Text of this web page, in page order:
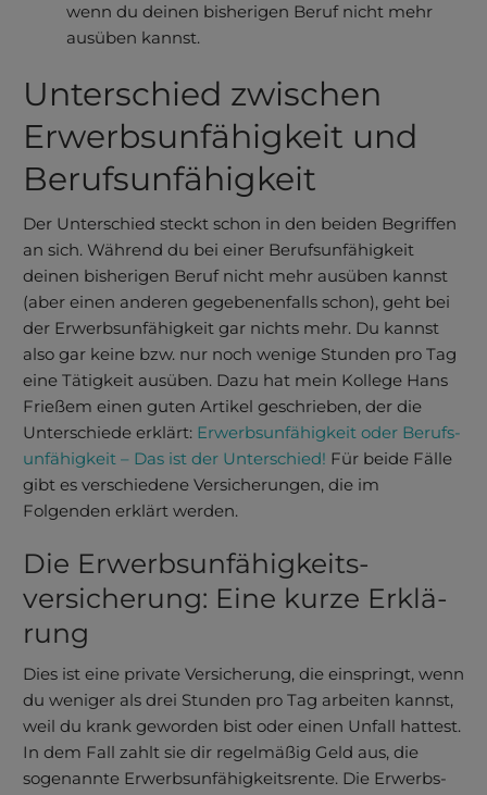
wenn du deinen bis­heri­gen Beruf nicht mehr
aus­üben kannst.
Unterschied zwischen
Erwerbs­unfähigkeit und
Berufs­unfähigkeit
Der Unterschied steckt schon in den beiden Begriffen
an sich. Während du bei einer Berufs­unfähig­keit
deinen bisherigen Beruf nicht mehr ausüben kannst
(aber einen anderen gegebenenfalls schon), geht bei
der Erwerbs­unfähigkeit gar nichts mehr. Du kannst
also gar keine bzw. nur noch wenige Stunden pro Tag
eine Tätigkeit ausüben. Dazu hat mein Kollege Hans
Frießem einen guten Artikel geschrie­ben, der die
Unterschiede erklärt: Erwerbs­unfähigkeit oder Berufs­
unfähigkeit – Das ist der Unterschied! Für beide Fälle
gibt es verschiedene Versicherungen, die im
Folgenden erklärt werden.
Die Erwerbsun­fähigkeits­
versicherung: Eine kurze Erklä­
rung
Dies ist eine private Versicherung, die einspringt, wenn
du weniger als drei Stunden pro Tag arbeiten kannst,
weil du krank geworden bist oder einen Unfall hattest.
In dem Fall zahlt sie dir regel­mäßig Geld aus, die
soge­nannte Erwerbs­unfähig­keits­rente. Die Erwerbs­